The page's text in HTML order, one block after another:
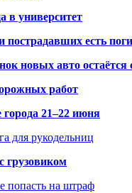
в университет
пострадавших есть
новых авто
работ
21–22 июня
для рукодельниц
грузовиком
попасть на штраф